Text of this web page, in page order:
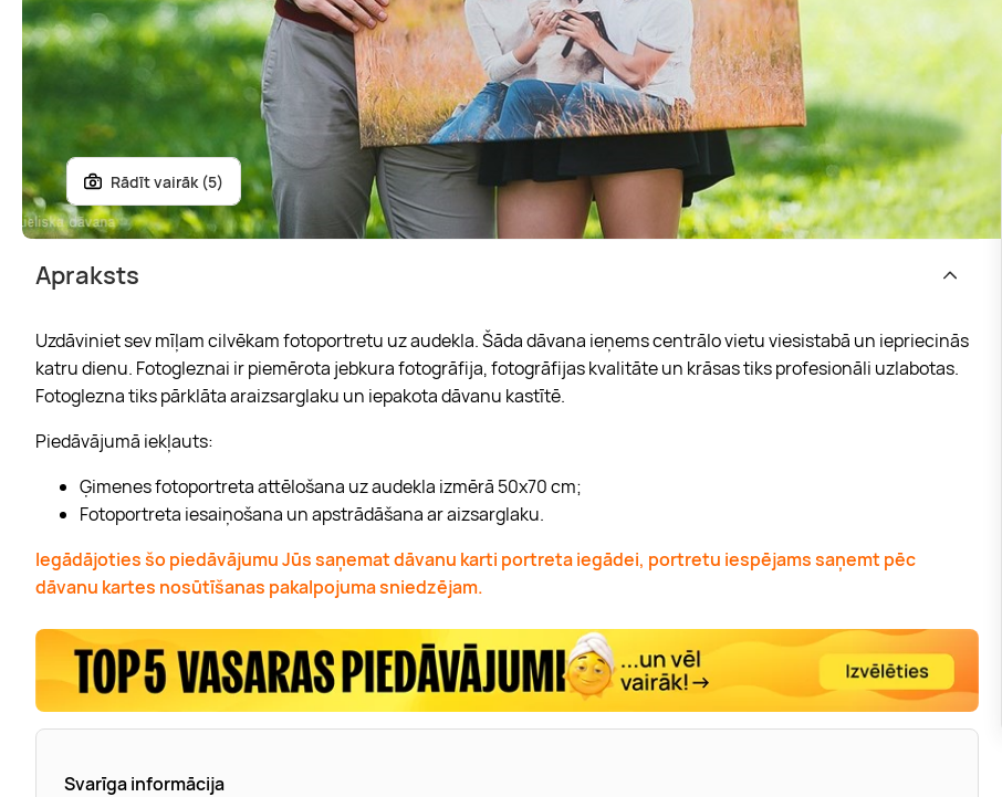
Rādīt vairāk (5)
Apraksts
Uzdāviniet sev mīļam cilvēkam fotoportretu uz audekla. Šāda dāvana ieņems centrālo vietu viesistabā un iepriecinās
katru dienu. Fotogleznai ir piemērota jebkura fotogrāfija, fotogrāfijas kvalitāte un krāsas tiks profesionāli uzlabotas.
Fotoglezna tiks pārklāta araizsarglaku un iepakota dāvanu kastītē.
Piedāvājumā iekļauts:
Ģimenes fotoportreta attēlošana uz audekla izmērā 50x70 cm;
Fotoportreta iesaiņošana un apstrādāšana ar aizsarglaku.
Iegādājoties šo piedāvājumu Jūs saņemat dāvanu karti portreta iegādei, portretu iespējams saņemt pēc
dāvanu kartes nosūtīšanas pakalpojuma sniedzējam.
Svarīga informācija